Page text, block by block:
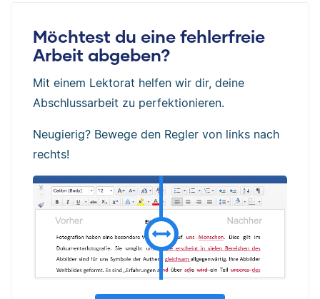
Möchtest du eine fehlerfreie
Arbeit abgeben?
Mit einem Lektorat helfen wir dir, deine
Abschlussarbeit zu perfektionieren.
Neugierig? Bewege den Regler von links nach
rechts!